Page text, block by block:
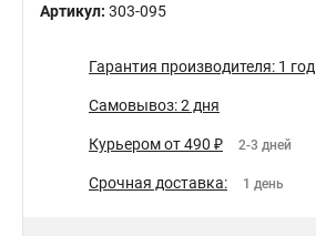
Артикул: 303-095
Гарантия производителя: 1 год
Самовывоз: 2 дня
Курьером от 490 ₽ 2-3 дней
Срочная доставка: 1 день